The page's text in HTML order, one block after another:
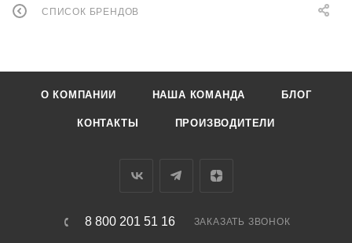
СПИСОК БРЕНДОВ
О КОМПАНИИ НАША КОМАНДА БЛОГ
КОНТАКТЫ ПРОИЗВОДИТЕЛИ
8 800 201 51 16 ЗАКАЗАТЬ ЗВОНОК